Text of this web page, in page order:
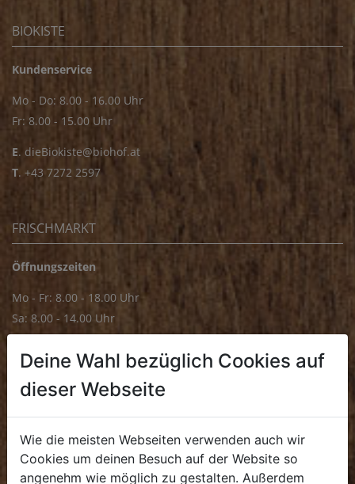
BIOKISTE
Kundenservice
Mo - Do: 8.00 - 16.00 Uhr
Fr: 8.00 - 15.00 Uhr
E. dieBiokiste@biohof.at
T. +43 7272 2597
FRISCHMARKT
Öffnungszeiten
Mo - Fr: 8.00 - 18.00 Uhr
Sa: 8.00 - 14.00 Uhr
Mo - Fr: 8.00 - 16.00 Uhr
. +43 7272 4859 70
Deine Wahl bezüglich Cookies auf
dieser Webseite
Wie die meisten Webseiten verwenden auch wir
Cookies um deinen Besuch auf der Website so
angenehm wie möglich zu gestalten. Außerdem